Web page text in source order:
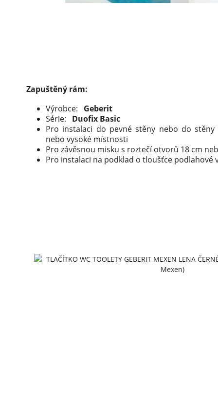
Zapuštěný rám:
Výrobce:
Geberit
Série:
Duofix Basic
Pro instalaci do pevné stěny nebo do stěny
nebo vysoké místnosti
Pro závěsnou misku s roztečí otvorů 18 cm
Pro instalaci na podklad o tloušťce podlahové